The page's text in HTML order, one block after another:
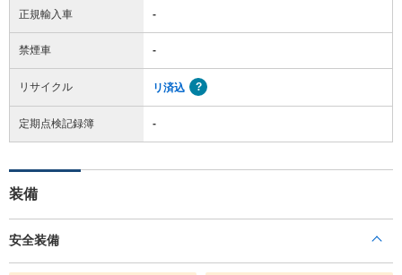
正規輸入車 -
禁煙車 -
リサイクル リ済込
定期点検記録簿 -
装備
安全装備